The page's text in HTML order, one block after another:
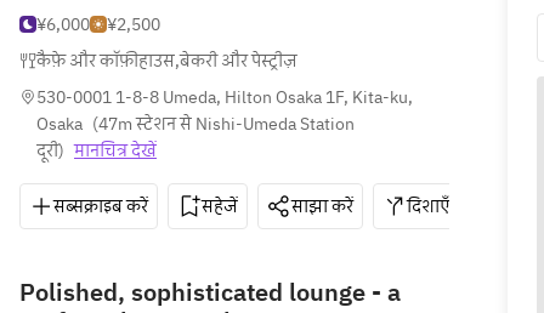
¥6,000
¥2,500
कैफ़े और कॉफ़ीहाउस,बेकरी और पेस्ट्रीज़
530-0001 1-8-8 Umeda, Hilton Osaka 1F, Kita-ku,
Osaka (47m स्टेशन से Nishi-Umeda Station
दूरी) मानचित्र देखें
सब्सक्राइब करें सहेजें साझा करें दिशाएँ
Polished, sophisticated lounge - a